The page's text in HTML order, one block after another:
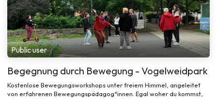
Public user
Begegnung durch Bewegung - Vogelweidpark
Kostenlose Bewegungsworkshops unter freiem Himmel, angeleitet
von erfahrenen Bewegungspädagog*innen. Egal woher du kommst,